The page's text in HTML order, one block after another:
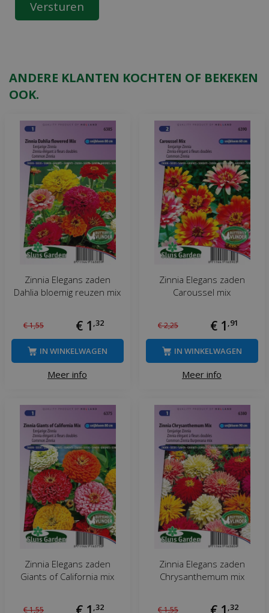
ANDERE KLANTEN KOCHTEN OF BEKEKEN
OOK.
Zinnia Elegans zaden
Dahlia bloemig reuzen mix
€1,55 € 1 ,32
Meer info
IN WINKELWAGEN
Zinnia Elegans zaden
Caroussel mix
€2,25 € 1 ,91
Meer info
IN WINKELWAGEN
Zinnia Elegans zaden
Giants of California mix
€1,55 ,32
Zinnia Elegans zaden
Chrysanthemum mix
€1,55 ,32